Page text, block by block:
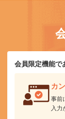
会員限定機能で
カ
事前
入力